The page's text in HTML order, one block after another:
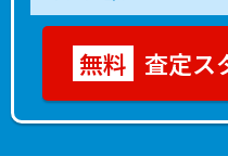
査定ス